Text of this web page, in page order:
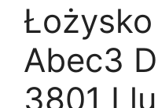
Abec3
3801